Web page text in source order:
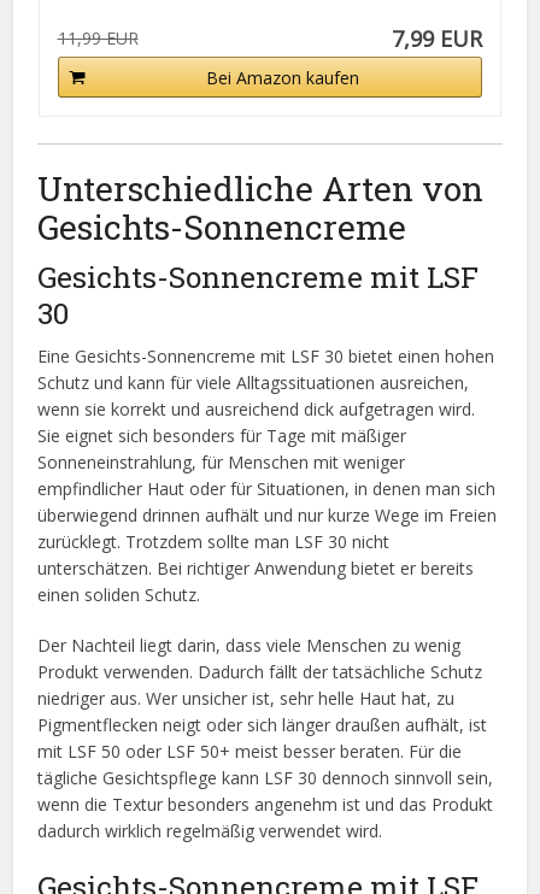
11,99 EUR 7,99 EUR
Bei Amazon kaufen
Unterschiedliche Arten von
Gesichts-Sonnencreme
Gesichts-Sonnencreme mit LSF
30
Eine Gesichts-Sonnencreme mit LSF 30 bietet einen hohen
Schutz und kann für viele Alltagssituationen ausreichen,
wenn sie korrekt und ausreichend dick aufgetragen wird.
Sie eignet sich besonders für Tage mit mäßiger
Sonneneinstrahlung, für Menschen mit weniger
empfindlicher Haut oder für Situationen, in denen man sich
überwiegend drinnen aufhält und nur kurze Wege im Freien
zurücklegt. Trotzdem sollte man LSF 30 nicht
unterschätzen. Bei richtiger Anwendung bietet er bereits
einen soliden Schutz.
Der Nachteil liegt darin, dass viele Menschen zu wenig
Produkt verwenden. Dadurch fällt der tatsächliche Schutz
niedriger aus. Wer unsicher ist, sehr helle Haut hat, zu
Pigmentflecken neigt oder sich länger draußen aufhält, ist
mit LSF 50 oder LSF 50+ meist besser beraten. Für die
tägliche Gesichtspflege kann LSF 30 dennoch sinnvoll sein,
wenn die Textur besonders angenehm ist und das Produkt
dadurch wirklich regelmäßig verwendet wird.